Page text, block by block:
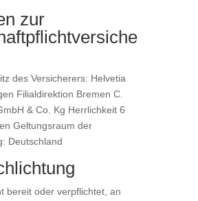
zur
des Versicherers: Helvetia
Filialdirektion Bremen C.
& Co. Kg Herrlichkeit 6
Geltungsraum der
Deutschland
bereit oder verpflichtet, an